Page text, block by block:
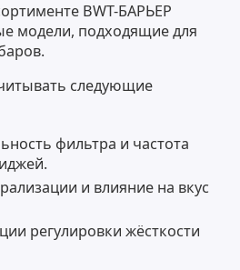
BWT-БАРЬЕР
модели, подходящие для
следующие
фильтра и частота
и влияние на вкус
регулировки жёсткости